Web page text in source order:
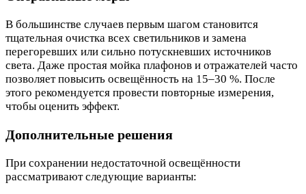
В большинстве случаев первым шагом становится
тщательная очистка всех светильников и замена
перегоревших или сильно потускневших источников
света. Даже простая мойка плафонов и отражателей часто
позволяет повысить освещённость на 15–30 %. После
этого рекомендуется провести повторные измерения,
чтобы оценить эффект.
Дополнительные решения
При сохранении недостаточной освещённости
рассматривают следующие варианты: